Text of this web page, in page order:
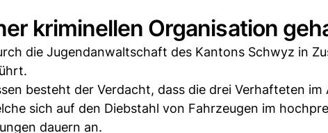
kriminellen Organisation
die Jugendanwaltschaft des Kantons Schwyz in
besteht der Verdacht, dass die drei Verhafteten
sich auf den Diebstahl von Fahrzeugen im
dauern an.